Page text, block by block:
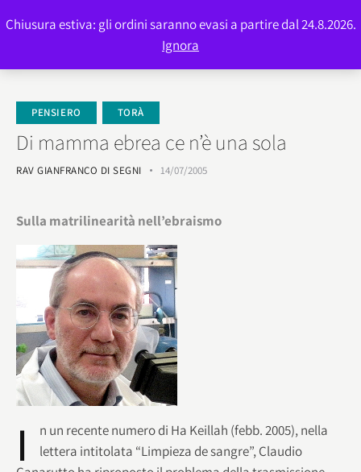
PENSIERO TORÀ
Di mamma ebrea ce n’è una sola
RAV GIANFRANCO DI SEGNI 14/07/2005
Sulla matrilinearità nell’ebraismo
I
n un recente numero di Ha Keillah (febb. 2005), nella
lettera intitolata “Limpieza de sangre”, Claudio
Chiusura estiva: gli ordini saranno evasi a partire dal 24.8.2026.
Ignora